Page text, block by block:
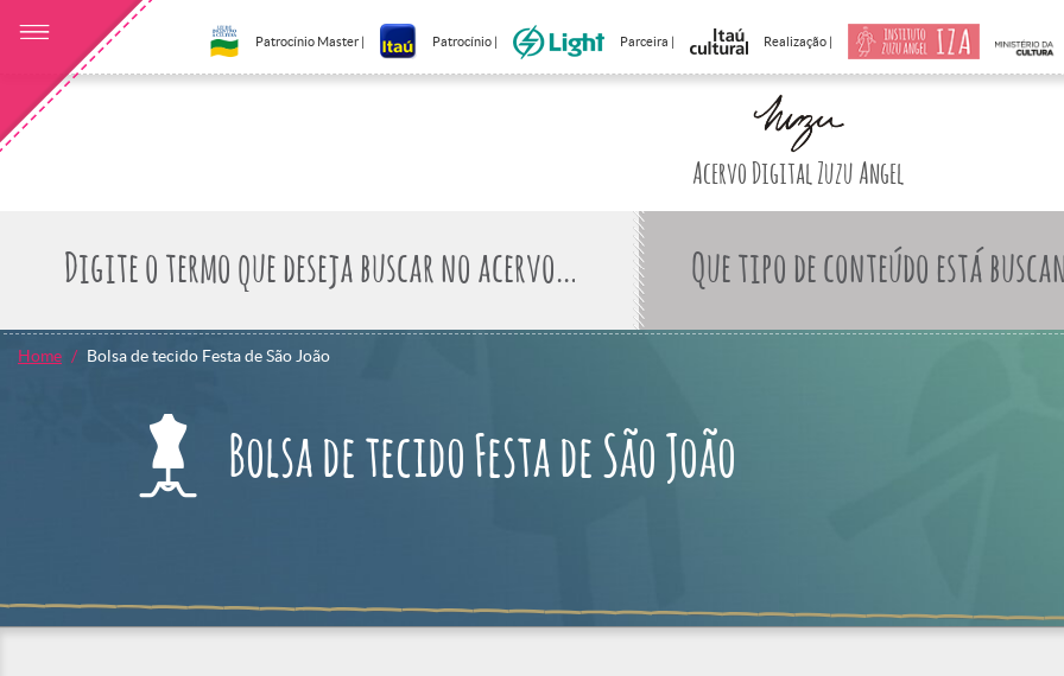
Patrocínio Master | Patrocínio | Parceira | Realização |
Acervo Digital Zuzu Angel
Que tipo de conteúdo está
Home Bolsa de tecido Festa de São João
Bolsa de tecido Festa de São João